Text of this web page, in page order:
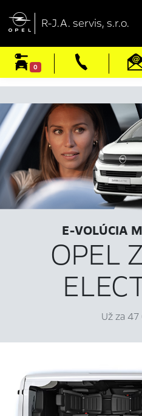
 R-J.A. servis, s.r.o.
0
E-VOLÚCIA
OPEL
Už za